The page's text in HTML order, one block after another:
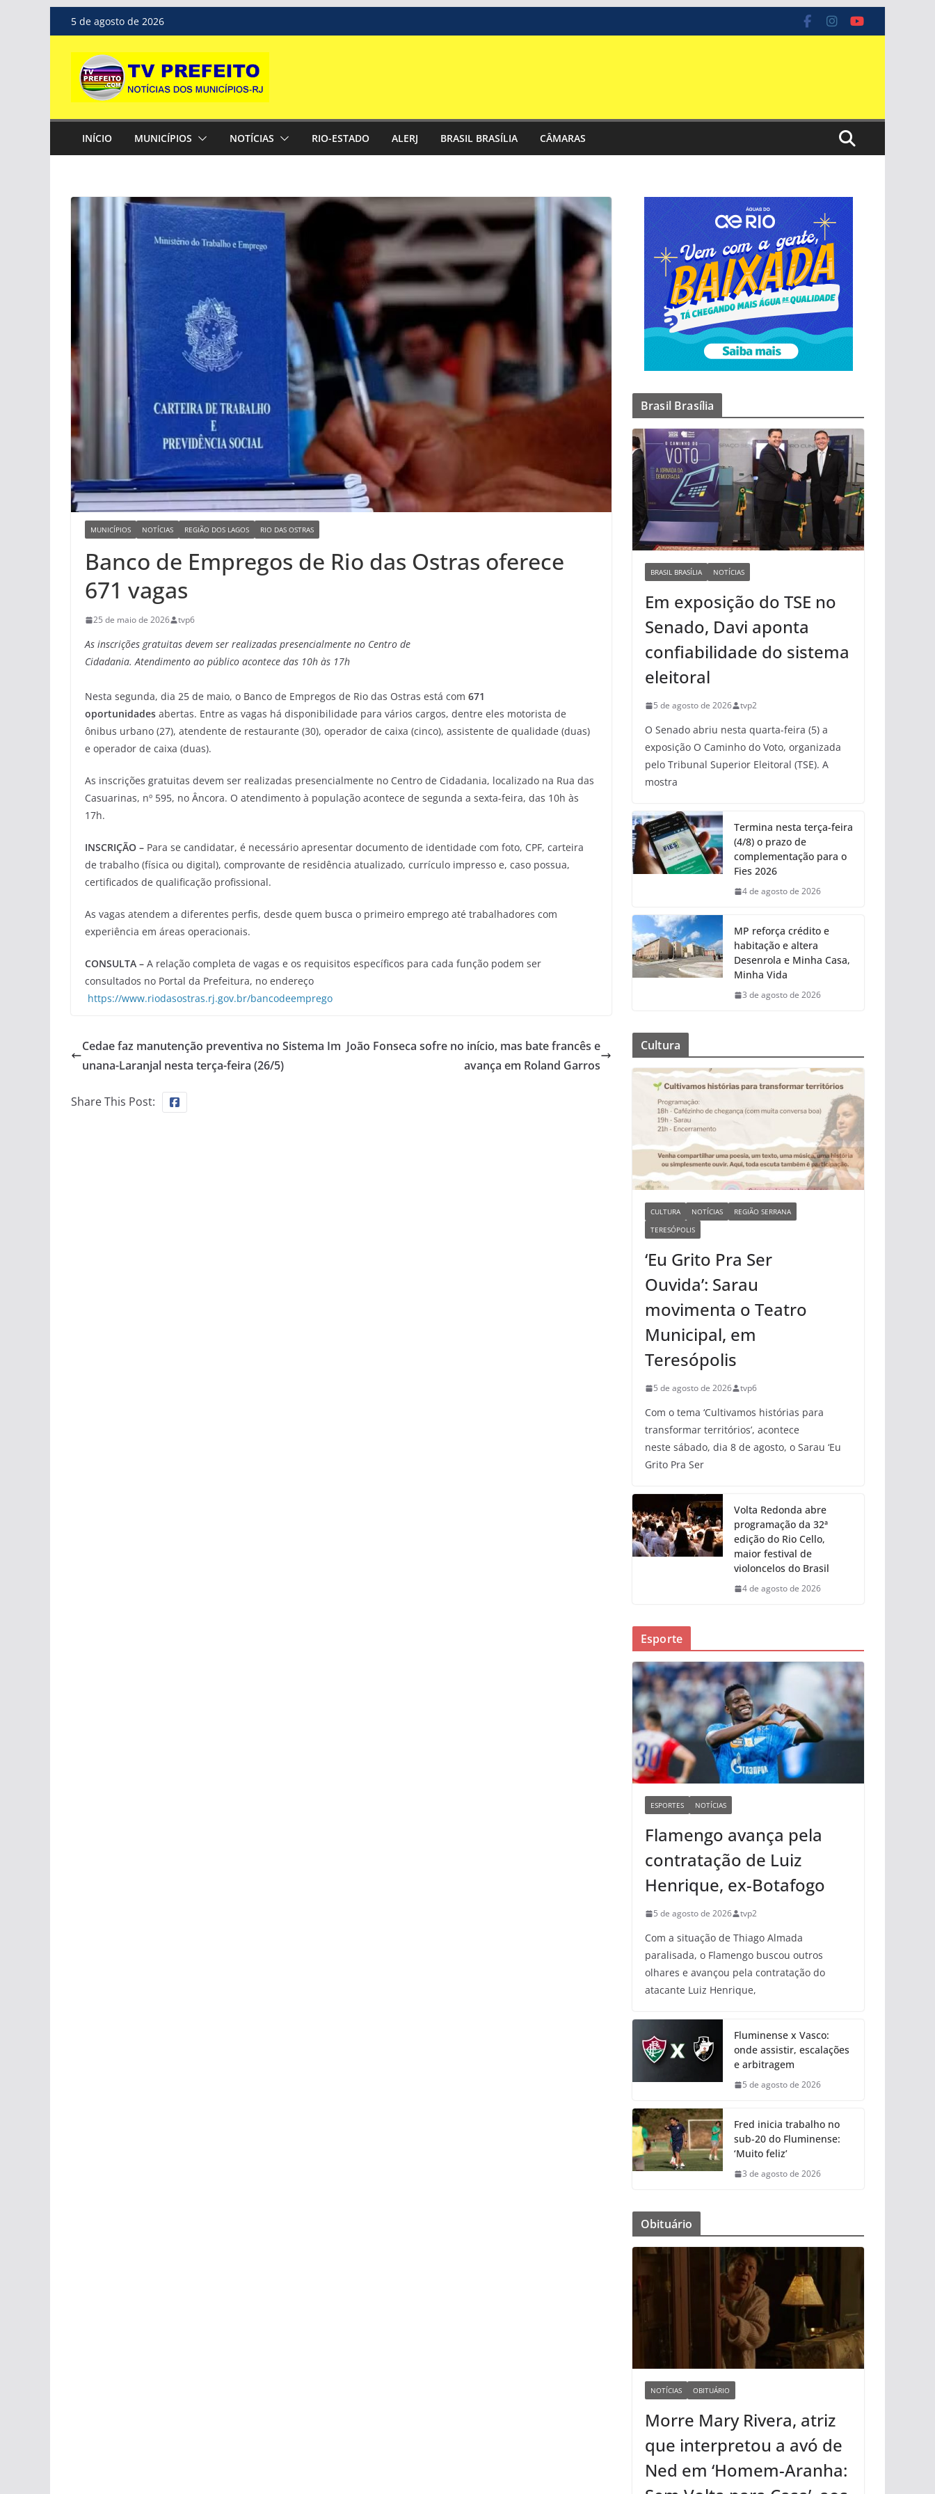
Pular
para
conteúdo
5 de agosto de 2026
INÍCIO MUNICÍPIOS NOTÍCIAS RIO-ESTADO ALERJ BRASIL BRASÍLIA CÂMARAS
MUNICÍPIOS NOTÍCIAS REGIÃO DOS LAGOS RIO DAS OSTRAS
Banco de Empregos de Rio das Ostras oferece
671 vagas
25 de maio de 2026 tvp6
As inscrições gratuitas devem ser realizadas presencialmente no Centro de
Cidadania. Atendimento ao público acontece das 10h às 17h
Nesta segunda, dia 25 de maio, o Banco de Empregos de Rio das Ostras está com 671
oportunidades abertas. Entre as vagas há disponibilidade para vários cargos, dentre eles motorista de
ônibus urbano (27), atendente de restaurante (30), operador de caixa (cinco), assistente de qualidade (duas)
e operador de caixa (duas).
As inscrições gratuitas devem ser realizadas presencialmente no Centro de Cidadania, localizado na Rua das
Casuarinas, nº 595, no Âncora. O atendimento à população acontece de segunda a sexta-feira, das 10h às
17h.
INSCRIÇÃO – Para se candidatar, é necessário apresentar documento de identidade com foto, CPF, carteira
de trabalho (física ou digital), comprovante de residência atualizado, currículo impresso e, caso possua,
certificados de qualificação profissional.
As vagas atendem a diferentes perfis, desde quem busca o primeiro emprego até trabalhadores com
experiência em áreas operacionais.
CONSULTA – A relação completa de vagas e os requisitos específicos para cada função podem ser
consultados no Portal da Prefeitura, no endereço
https://www.riodasostras.rj.gov.br/bancodeemprego
Cedae faz manutenção preventiva no Sistema Im
unana-Laranjal nesta terça-feira (26/5)
João Fonseca sofre no início, mas bate francês e
avança em Roland Garros
Share This Post:
Brasil Brasília
BRASIL BRASÍLIA NOTÍCIAS
Em exposição do TSE no
Senado, Davi aponta
confiabilidade do sistema
eleitoral
5 de agosto de 2026 tvp2
O Senado abriu nesta quarta-feira (5) a
exposição O Caminho do Voto, organizada
pelo Tribunal Superior Eleitoral (TSE). A
mostra
Termina nesta terça-feira
(4/8) o prazo de
complementação para o
Fies 2026
4 de agosto de 2026
MP reforça crédito e
habitação e altera
Desenrola e Minha Casa,
Minha Vida
3 de agosto de 2026
Cultura
CULTURA NOTÍCIAS
REGIÃO SERRANA
TERESÓPOLIS
‘Eu Grito Pra Ser
Ouvida’: Sarau
movimenta o Teatro
Municipal, em
Teresópolis
5 de agosto de 2026 tvp6
Com o tema ‘Cultivamos histórias para
transformar territórios’, acontece
neste sábado, dia 8 de agosto, o Sarau ‘Eu
Grito Pra Ser
Volta Redonda abre
programação da 32ª
edição do Rio Cello,
maior festival de
violoncelos do Brasil
4 de agosto de 2026
Esporte
ESPORTES NOTÍCIAS
Flamengo avança pela
contratação de Luiz
Henrique, ex-Botafogo
5 de agosto de 2026 tvp2
Com a situação de Thiago Almada
paralisada, o Flamengo buscou outros
olhares e avançou pela contratação do
atacante Luiz Henrique,
Fluminense x Vasco:
onde assistir, escalações
e arbitragem
5 de agosto de 2026
Fred inicia trabalho no
sub-20 do Fluminense:
‘Muito feliz’
3 de agosto de 2026
Obituário
NOTÍCIAS OBITUÁRIO
Morre Mary Rivera, atriz
que interpretou a avó de
Ned em ‘Homem-Aranha: